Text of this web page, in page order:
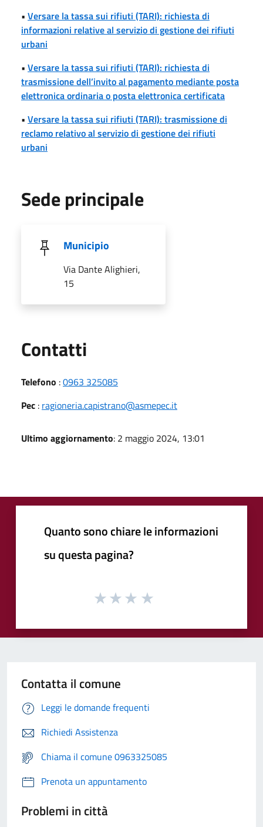
• Versare la tassa sui rifiuti (TARI): richiesta di
informazioni relative al servizio di gestione dei rifiuti
urbani
• Versare la tassa sui rifiuti (TARI): richiesta di
trasmissione dell’invito al pagamento mediante posta
elettronica ordinaria o posta elettronica certificata
• Versare la tassa sui rifiuti (TARI): trasmissione di
reclamo relativo al servizio di gestione dei rifiuti
urbani
Sede principale
Municipio
Via Dante Alighieri,
15
Contatti
Telefono :0963 325085
Pec : ragioneria.capistrano@asmepec.it
Ultimo aggiornamento: 2 maggio 2024, 13:01
Quanto sono chiare le informazioni
su questa pagina?
Contatta il comune
Leggi le domande frequenti
Richiedi Assistenza
Chiama il comune 0963325085
Prenota un appuntamento
Problemi in città